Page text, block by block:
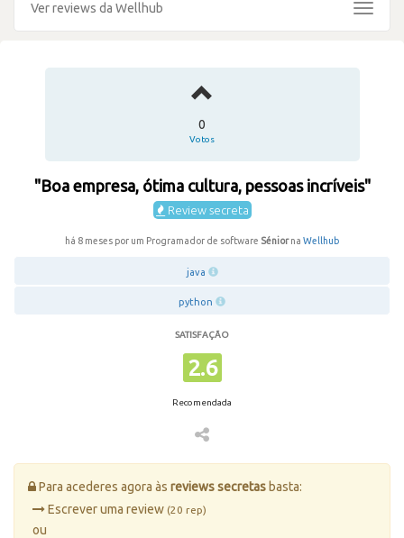
Ver reviews da Wellhub
Toggle
0
Votos
"Boa empresa, ótima cultura, pessoas incríveis"
Review secreta
há 8 meses por um Programador de software Séniorna Wellhub
java
python
SATISFAÇÃO
2.6
Recomendada
Para acederes agora às reviews secretas basta:
Escrever uma review (20 rep)
ou